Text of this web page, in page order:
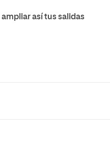
ampliar así tus salidas